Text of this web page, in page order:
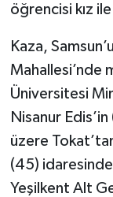
öğrencisi kız
Kaza,
Mahallesi’nde
Üniversitesi
Nisanur
üzere
(45)
Yeşilkent Alt